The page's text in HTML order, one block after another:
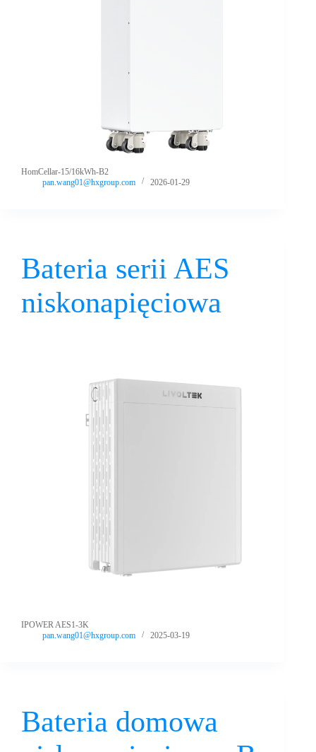
HomCellar-15/16kWh-B2
pan.wang01@hxgroup.com
2026-01-29
Bateria serii AES
niskonapięciowa
IPOWER AES1-3K
pan.wang01@hxgroup.com
2025-03-19
Bateria domowa